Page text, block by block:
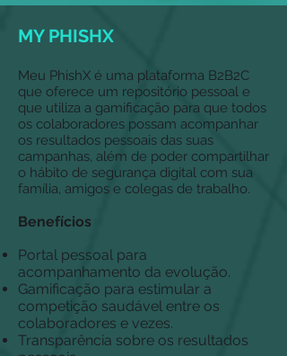
MY PHISHX
Meu PhishX é uma plataforma B2B2C
que oferece um repositório pessoal e
que utiliza a gamificação para que todos
os colaboradores possam acompanhar
os resultados pessoais das suas
campanhas, além de poder compartilhar
o hábito de segurança digital com sua
família, amigos e colegas de trabalho.
Benefícios
Portal pessoal para
acompanhamento da evolução.
Gamificação para estimular a
competição saudável entre os
colaboradores e vezes.
Transparência sobre os resultados